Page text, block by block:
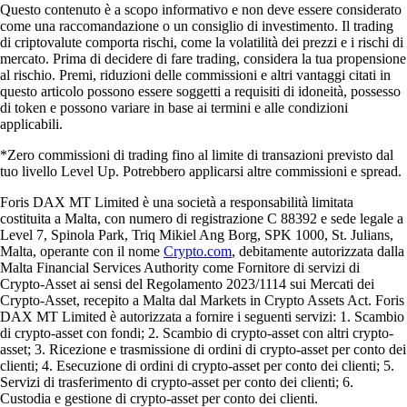
Questo contenuto è a scopo informativo e non deve essere considerato
come una raccomandazione o un consiglio di investimento. Il trading
di criptovalute comporta rischi, come la volatilità dei prezzi e i rischi di
mercato. Prima di decidere di fare trading, considera la tua propensione
al rischio. Premi, riduzioni delle commissioni e altri vantaggi citati in
questo articolo possono essere soggetti a requisiti di idoneità, possesso
di token e possono variare in base ai termini e alle condizioni
applicabili.
*Zero commissioni di trading fino al limite di transazioni previsto dal
tuo livello Level Up. Potrebbero applicarsi altre commissioni e spread.
Foris DAX MT Limited è una società a responsabilità limitata
costituita a Malta, con numero di registrazione C 88392 e sede legale a
Level 7, Spinola Park, Triq Mikiel Ang Borg, SPK 1000, St. Julians,
Malta, operante con il nome Crypto.com, debitamente autorizzata dalla
Malta Financial Services Authority come Fornitore di servizi di
Crypto-Asset ai sensi del Regolamento 2023/1114 sui Mercati dei
Crypto-Asset, recepito a Malta dal Markets in Crypto Assets Act. Foris
DAX MT Limited è autorizzata a fornire i seguenti servizi: 1. Scambio
di crypto-asset con fondi; 2. Scambio di crypto-asset con altri crypto-
asset; 3. Ricezione e trasmissione di ordini di crypto-asset per conto dei
clienti; 4. Esecuzione di ordini di crypto-asset per conto dei clienti; 5.
Servizi di trasferimento di crypto-asset per conto dei clienti; 6.
Custodia e gestione di crypto-asset per conto dei clienti.